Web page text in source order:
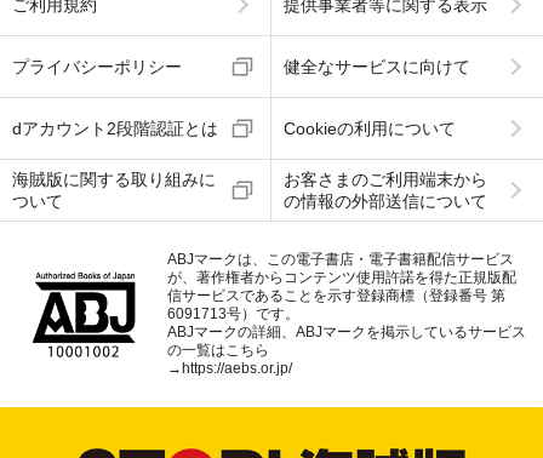
ご利用規約 提供事業者等に関する表示
プライバシーポリシー 健全なサービスに向けて
dアカウント2段階認証とは Cookieの利用について
海賊版に関する取り組みに
ついて
お客さまのご利用端末から
の情報の外部送信について
ABJマークは、この電子書店・電子書籍配信サービス
が、著作権者からコンテンツ使用許諾を得た正規版配
信サービスであることを示す登録商標（登録番号 第
6091713号）です。
ABJマークの詳細、ABJマークを掲示しているサービス
の一覧はこちら
→ https://aebs.or.jp/